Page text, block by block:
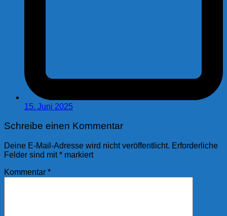
15. Juni 2025
Schreibe einen Kommentar
Deine E-Mail-Adresse wird nicht veröffentlicht. Erforderliche
Felder sind mit* markiert
Kommentar *